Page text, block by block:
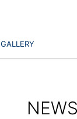
GALLERY